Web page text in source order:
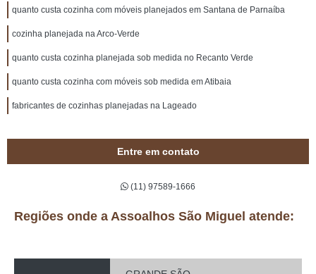
quanto custa cozinha com móveis planejados em Santana de Parnaíba
cozinha planejada na Arco-Verde
quanto custa cozinha planejada sob medida no Recanto Verde
quanto custa cozinha com móveis sob medida em Atibaia
fabricantes de cozinhas planejadas na Lageado
Entre em contato
(11) 97589-1666
Regiões onde a Assoalhos São Miguel atende: